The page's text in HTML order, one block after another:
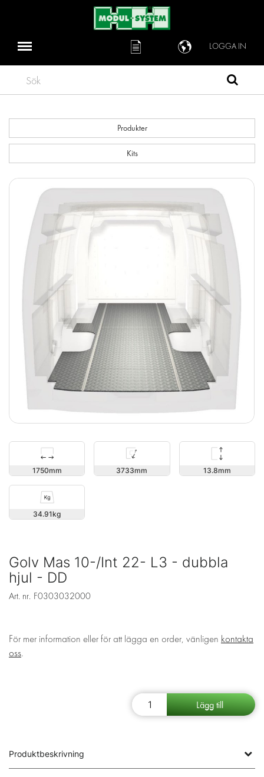
LOGGA IN
Sök
Produkter
Kits
1750 3733 13.8
34.91
Golv Mas 10-/Int 22- L3 - dubbla
hjul - DD
Art. nr. F0303032000
För mer information eller för att lägga en order, vänligen kontakta
oss.
Produktbeskrivning